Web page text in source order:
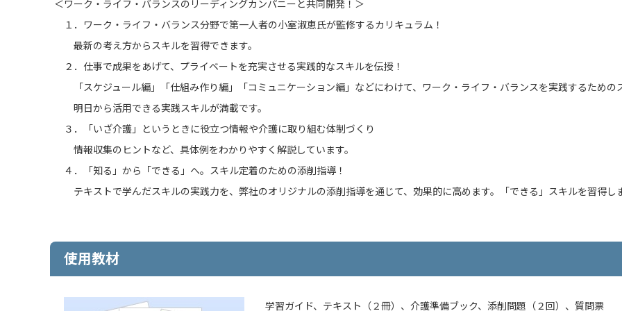
＜ワーク・ライフ・バランスのリーディングカンパニーと共同開発！＞
１．ワーク・ライフ・バランス分野で第一人者の小室淑恵氏が監修するカリキュラム！
最新の考え方からスキルを習得できます。
２．仕事で成果をあげて、プライベートを充実させる実践的なスキルを伝授！
「スケジュール編」「仕組み作り編」「コミュニケーション編」などにわけて、ワーク・ライフ・バランスを実践するための
明日から活用できる実践スキルが満載です。
３．「いざ介護」というときに役立つ情報や介護に取り組む体制づくり
情報収集のヒントなど、具体例をわかりやすく解説しています。
４．「知る」から「できる」へ。スキル定着のための添削指導！
テキストで学んだスキルの実践力を、弊社のオリジナルの添削指導を通じて、効果的に高めます。「できる」スキルを習得し
使用教材
学習ガイド、テキスト（２冊）、介護準備ブック、添削問題（２回）、質問票